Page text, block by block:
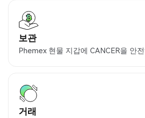
보관
Phemex 현물 지갑에 CANCER을 안
거래